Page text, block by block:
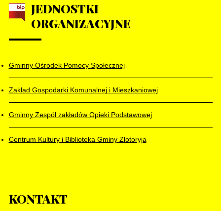
JEDNOSTKI
ORGANIZACYJNE
Gminny Ośrodek Pomocy Społecznej
Zakład Gospodarki Komunalnej i Mieszkaniowej
Gminny Zespół zakładów Opieki Podstawowej
Centrum Kultury i Biblioteka Gminy Złotoryja
KONTAKT